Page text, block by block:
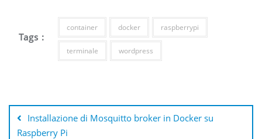
Tags :
container docker raspberrypi
terminale wordpress
articoli
Installazione di Mosquitto broker in Docker su
Raspberry Pi